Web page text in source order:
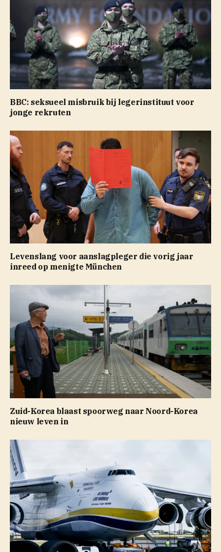
BBC: seksueel misbruik bij legerinstituut voor
jonge rekruten
Levenslang voor aanslagpleger die vorig jaar
inreed op menigte München
Zuid-Korea blaast spoorweg naar Noord-Korea
nieuw leven in